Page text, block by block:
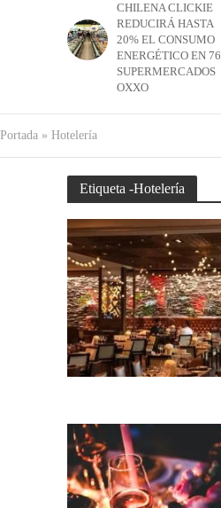
CHILENA CLICKIE
REDUCIRÁ HASTA
20% EL CONSUMO
ENERGÉTICO EN 76
SUPERMERCADOS
OXXO
Portada » Hotelería
Etiqueta -Hotelería